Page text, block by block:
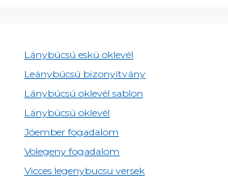
Lánybúcsú eskü oklevél
Leánybúcsú bizonyítvány
Lánybúcsú oklevél sablon
Lánybúcsú oklevél
Jóember fogadalom
Volegeny fogadalom
Vicces legenybucsu versek